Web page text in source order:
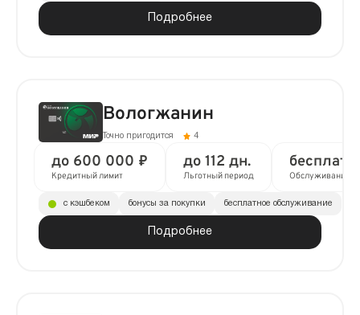
Подробнее
Вологжанин
Точно пригодится 4
до 600 000 ₽
Кредитный лимит
до 112 дн.
Льготный период Обслуживание
Подробнее
с кэшбеком бонусы за покупки бесплатное обслуживание